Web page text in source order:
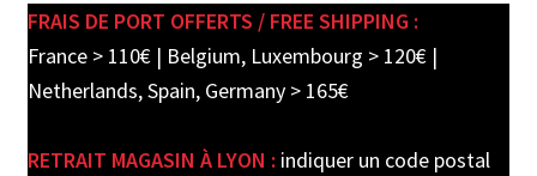
child
PRE-ORDERS
FRAIS DE PORT OFFERTS / FREE SHIPPING :
France > 110€ | Belgium, Luxembourg > 120€ |
Netherlands, Spain, Germany > 165€
RETRAIT MAGASIN À LYON : indiquer un code postal